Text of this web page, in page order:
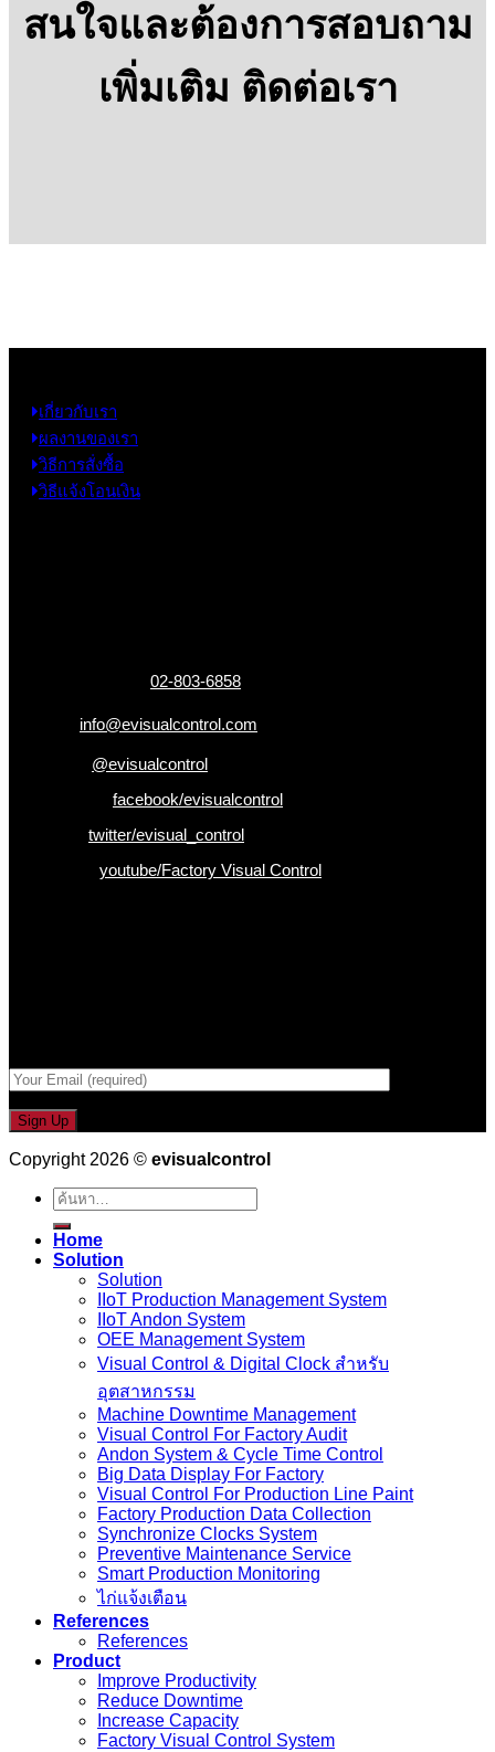
สนใจและต้องการสอบถาม
เพิ่มเติม ติดต่อเรา
เกี่ยวกับเรา
ผลงานของเรา
วิธีการสั่งซื้อ
วิธีแจ้งโอนเงิน
02-803-6858
info@evisualcontrol.com
@evisualcontrol
facebook/evisualcontrol
twitter/evisual_control
youtube/Factory Visual Control
Copyright 2026 © evisualcontrol
ค้นหา:
Home
Solution
Solution
IIoT Production Management System
IIoT Andon System
OEE Management System
Visual Control & Digital Clock สำหรับ
อุตสาหกรรม
Machine Downtime Management
Visual Control For Factory Audit
Andon System & Cycle Time Control
Big Data Display For Factory
Visual Control For Production Line Paint
Factory Production Data Collection
Synchronize Clocks System
Preventive Maintenance Service
Smart Production Monitoring
ไก่แจ้งเตือน
References
References
Product
Improve Productivity
Reduce Downtime
Increase Capacity
Factory Visual Control System